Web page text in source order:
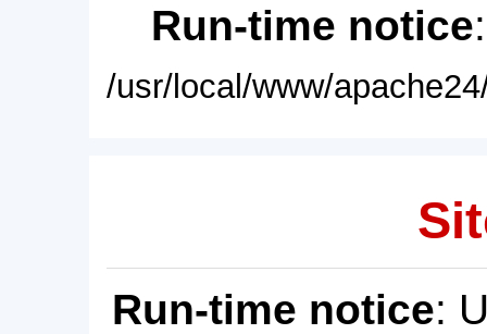
Run-time notice
/usr/local/www/
Run-time notice: